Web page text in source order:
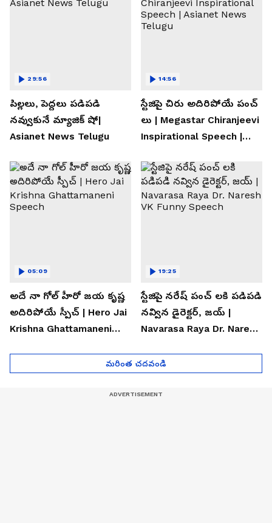
పిల్లలు, పెద్దలు పడిపడి
నవ్వుకునే మ్యాజిక్ షో|
Asianet News Telugu
29:56
స్టేజిపై చిరు అదిరిపోయే పంచ్
లు | Megastar Chiranjeevi
Inspirational Speech |
14:56
అదే నా గోల్ హీరో జయ కృష్ణ
అదిరిపోయే స్పీచ్ | Hero Jai
Krishna Ghattamaneni
05:09
స్టేజిపై నరేష్ పంచ్ లకి పడిపడి
నవ్విన డైరెక్టర్, జయ్ |
Navarasa Raya Dr. Naresh
19:25
మరింత చదవండి